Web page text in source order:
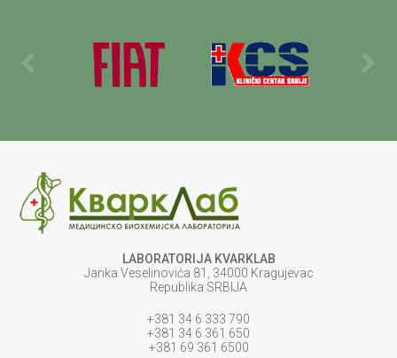
LABORATORIJA KVARKLAB
Janka Veselinovića 81, 34000 Kragujevac
Republika SRBIJA
+381 34 6 333 790
+381 34 6 361 650
+381 69 361 6500